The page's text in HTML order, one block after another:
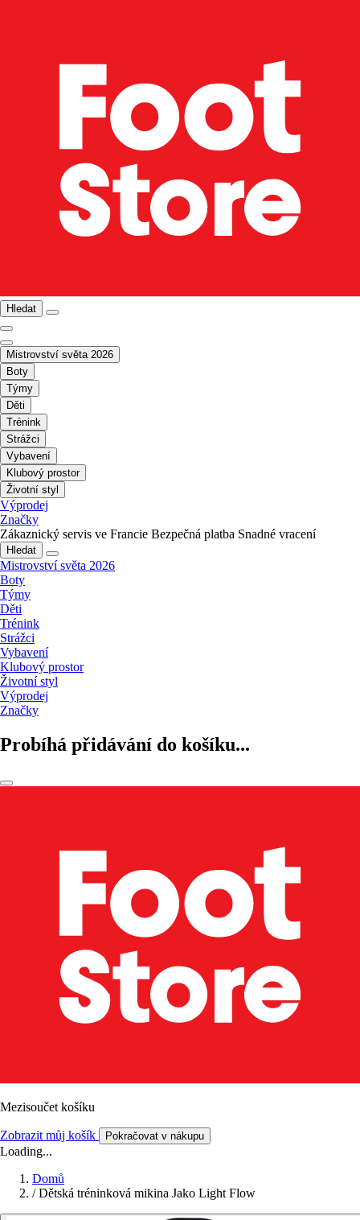
Hledat
Mistrovství světa 2026
Boty
Týmy
Děti
Trénink
Strážci
Vybavení
Klubový prostor
Životní styl
Výprodej
Značky
Zákaznický servis ve Francie Bezpečná platba Snadné vracení
Hledat
Mistrovství světa 2026
Boty
Týmy
Děti
Trénink
Strážci
Vybavení
Klubový prostor
Životní styl
Výprodej
Značky
Probíhá přidávání do košíku...
Mezisoučet košíku
Zobrazit můj košík Pokračovat v nákupu
Loading...
Domů
/ Dětská tréninková mikina Jako Light Flow